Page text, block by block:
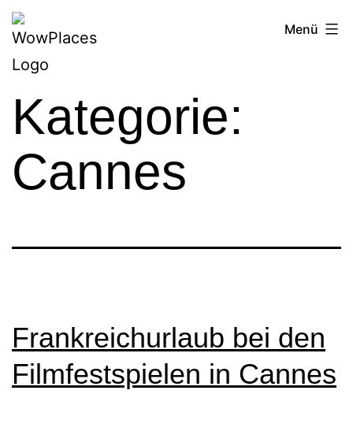
Zum
Inhalt
springen
Reiseblog
WowPlaces.de
Menü
Kategorie:
Cannes
Frankreichurlaub bei den
Filmfestspielen in Cannes